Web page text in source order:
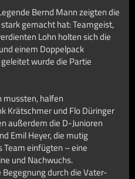
Bernd Mann zeigten die
gemacht hat: Teamgeist,
Lohn holten sich die
einem Doppelpack
wurde die Partie
mussten, halfen
Krätschmer und Flo Düringer
außerdem die D-Junioren
Emil Heyer, die mutig
Team einfügten – eine
und Nachwuchs.
durch die Vater-